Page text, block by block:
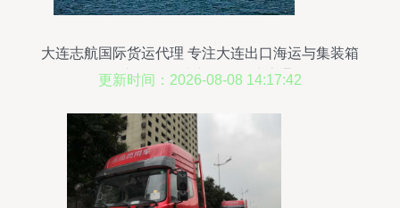
大连志航国际货运代理 专注大连出口海运与集装箱
拖车服务，助力货物全球流通
更新时间：2026-08-08 14:17:42